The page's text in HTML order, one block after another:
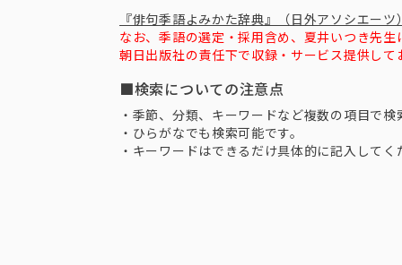
『俳句季語よみかた辞典』（日外アソシエーツ
なお、季語の選定・採用含め、夏井いつき先
朝日出版社の責任下で収録・サービス提供し
■検索についての注意点
・季節、分類、キーワードなど複数の項目で検
・ひらがなでも検索可能です。
・キーワードはできるだけ具体的に記入してく